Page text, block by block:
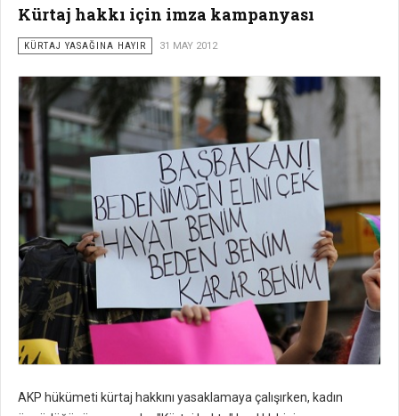
Kürtaj hakkı için imza kampanyası
KÜRTAJ YASAĞINA HAYIR 31 MAY 2012
AKP hükümeti kürtaj hakkını yasaklamaya çalışırken, kadın